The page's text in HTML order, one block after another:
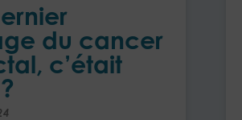
du cancer
c’était